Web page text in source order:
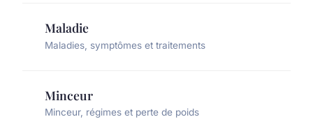
Maladie
Maladies, symptômes et traitements
Minceur
Minceur, régimes et perte de poids